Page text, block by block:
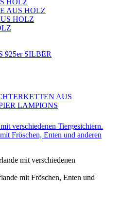
HOLZ
AUS HOLZ
HOLZ
925er SILBER
AUS
LAMPIONS